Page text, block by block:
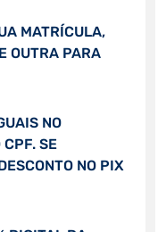
MATRÍCULA,
OUTRA PARA
NO
CPF. SE
NO PIX